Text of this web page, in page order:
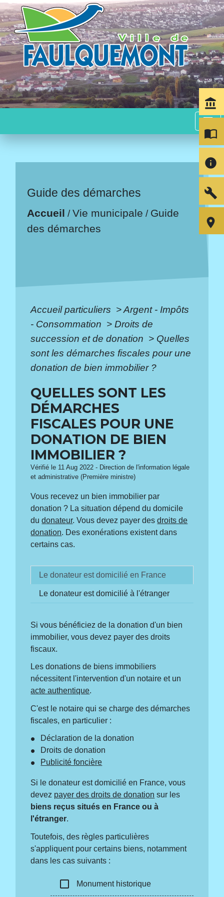
menu
Guide des démarches
Accueil /Vie municipale / Guide
des démarches
Accueil particuliers >Argent - Impôts
- Consommation > Droits de
succession et de donation > Quelles
sont les démarches fiscales pour une
donation de bien immobilier ?
QUELLES SONT LES
DÉMARCHES
FISCALES POUR UNE
DONATION DE BIEN
IMMOBILIER ?
Vérifié le 11 Aug 2022 - Direction de l'information légale
et administrative (Première ministre)
Vous recevez un bien immobilier par
donation ? La situation dépend du domicile
dudonateur. Vous devez payer desdroits de
donation. Des exonérations existent dans
certains cas.
Le donateur est domicilié en France
Le donateur est domicilié à l'étranger
Si vous bénéficiez de la donation d'un bien
immobilier, vous devez payer des droits
fiscaux.
Les donations de biens immobiliers
nécessitent l'intervention d'un notaire et un
acte authentique.
C'est le notaire qui se charge des démarches
fiscales, en particulier :
Déclaration de la donation
Droits de donation
Publicité foncière
Si le donateur est domicilié en France, vous
devez payer des droits de donation sur les
biens reçus situés en France ou à
l'étranger.
Toutefois, des règles particulières
s'appliquent pour certains biens, notamment
dans les cas suivants :
check_box_outline_blank Monument historique
account_balance
import_contacts
info
build
room